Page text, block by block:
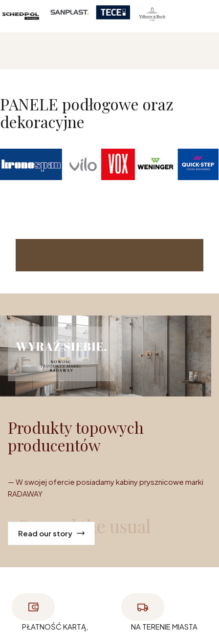
PANELE podłogowe oraz
dekoracyjne
Produkty topowych
producentów
— W swojej ofercie posiadamy kabiny prysznicowe marki
RADAWAY
Read our story
PŁATNOŚĆ KARTĄ,
NA TERENIE MIASTA